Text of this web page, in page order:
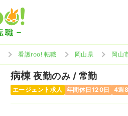
看護roo! 転職 岡山県 岡山
病棟夜勤のみ / 常勤
エージェント求人 年間休日120日 4週